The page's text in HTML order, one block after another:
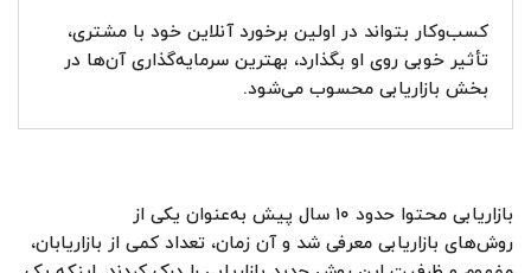
کسب‌وکار بتواند در اولین برخورد آنلاین خود با مشتری،
تأثیر خوبی روی او بگذارد، بهترین سرمایه‌گذاری آن‌ها در
بخش بازاریابی محسوب می‌شود.
بازاریابی محتوا حدود ۱۰ سال پیش به‌عنوان یکی از
روش‌های بازاریابی معرفی شد و آن زمان، تعداد کمی از بازاریابان،